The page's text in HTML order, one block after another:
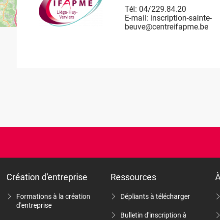
Leaflet OpenStreetMap
Tél: 04/229.84.20
E-mail: inscription-sainte-
beuve@centreifapme.be
Tél: 087/32.54.55
E-mail: inscription-
verviers@centreifapme.be
Tél: 04/229.84.60
E-mail: inscription-chateau-
massart@centreifapme.be
Tél: 085/27.14.10
E-mail: Inscription-
Villers@centreifapme.be
Création d'entreprise
Formations à la création
d'entreprise
Ressources
Dépliants à télécharger
Bulletin d'inscription à